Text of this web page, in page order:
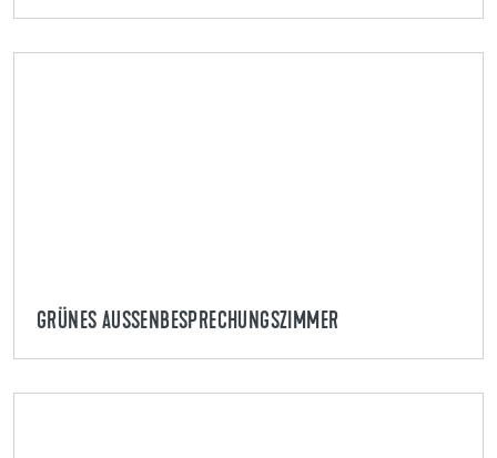
GRÜNES AUSSENBESPRECHUNGSZIMMER